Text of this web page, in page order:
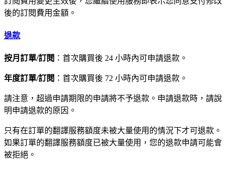
後的訂閱費用金額。
退款
按月訂單/訂閱 ：首次購買後 24 小時內可申請退款。
年度訂單/訂閱 ：首次購買後 72 小時內可申請退款。
請注意，超過申請期限的申請將不予退款。申請退款時，請說
明申請退款的原因。
只有在訂單的翻譯服務額度未被大量使用的情況下才可退款。
如果訂單的翻譯服務額度已被大量使用，您的退款申請可能會
被拒絕。